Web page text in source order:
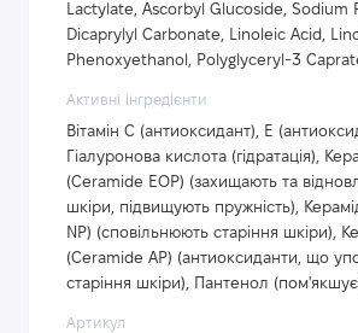
Lactylate, Ascorbyl Glucoside, Sodium
Dicaprylyl Carbonate, Linoleic Acid,
Phenoxyethanol, Polyglyceryl-3
Активні інгредієнти
Вітамін С (антиоксидант), Е
Гіалуронова кислота (гідратація),
(Ceramide EOP) (захищають та
шкіри, підвищують пружність),
NP) (сповільнюють старіння шкіри),
(Ceramide AP) (антиоксиданти, що
старіння шкіри), Пантенол
Артикул